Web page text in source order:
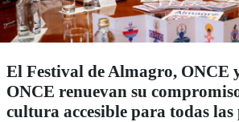
El Festival de Almagro, ONCE
ONCE renuevan su
cultura accesible para todas las